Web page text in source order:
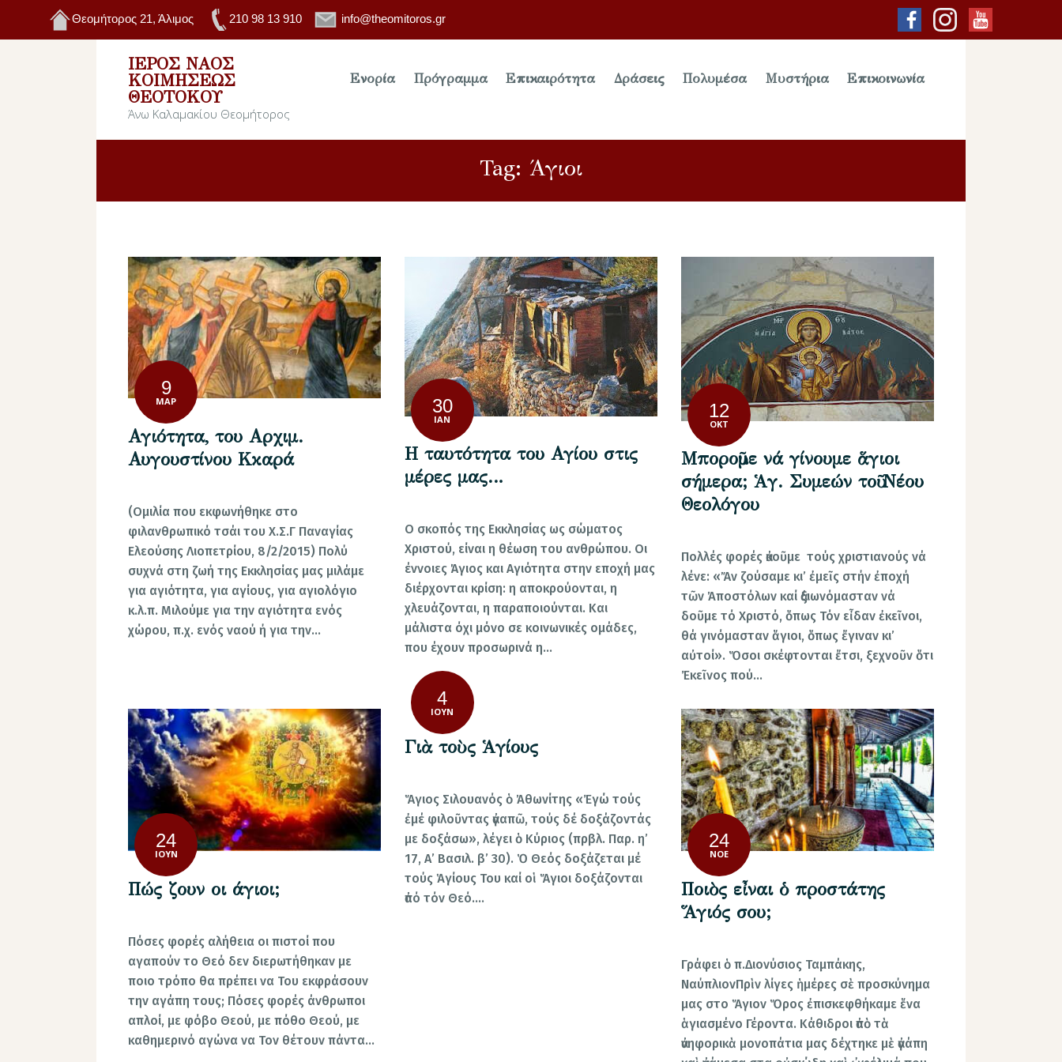
Θεομήτορος 21, Άλιμος 210 98 13 910 info@theomitoros.gr
ΙΕΡΌΣ ΝΑΌΣ
ΚΟΙΜΉΣΕΩΣ
ΘΕΟΤΌΚΟΥ
Άνω Καλαμακίου Θεομήτορος
Ενορία Πρόγραμμα Επικαιρότητα Δράσεις Πολυμέσα Μυστήρια Επικοινωνία
Tag: Άγιοι
9
ΜΑΡ
Αγιότητα, του Αρχιμ.
Αυγουστίνου Κκαρά
(Ομιλία που εκφωνήθηκε στο
φιλανθρωπικό τσάι του Χ.Σ.Γ Παναγίας
Ελεούσης Λιοπετρίου, 8/2/2015) Πολύ
συχνά στη ζωή της Εκκλησίας μας μιλάμε
για αγιότητα, για αγίους, για αγιολόγιο
κ.λ.π. Μιλούμε για την αγιότητα ενός
χώρου, π.χ. ενός ναού ή για την…
30
ΙΑΝ
Η ταυτότητα του Αγίου στις
μέρες μας…
Ο σκοπός της Εκκλησίας ως σώματος
Χριστού, είναι η θέωση του ανθρώπου. Οι
έννοιες Άγιος και Αγιότητα στην εποχή μας
διέρχονται κρίση: η αποκρούονται, η
χλευάζονται, η παραποιούνται. Και
μάλιστα όχι μόνο σε κοινωνικές ομάδες,
που έχουν προσωρινά η…
12
ΟΚΤ
Μποροῦμε νά γίνουμε ἅγιοι
σήμερα; Ἁγ. Συμεών τοῦ Νέου
Θεολόγου
Πολλές φορές ἀκοῦμε τούς χριστιανούς νά
λένε: «Ἄν ζούσαμε κι’ ἐμεῖς στήν ἐποχή
τῶν Ἀποστόλων καί ἀξιωνόμασταν νά
δοῦμε τό Χριστό, ὅπως Τόν εἶδαν ἐκεῖνοι,
θά γινόμασταν ἅγιοι, ὅπως ἔγιναν κι’
αὐτοί». Ὅσοι σκέφτονται ἔτσι, ξεχνοῦν ὅτι
Ἐκεῖνος πού…
24
ΙΟΎΝ
Πώς ζουν οι άγιοι;
Πόσες φορές αλήθεια οι πιστοί που
αγαπούν το Θεό δεν διερωτήθηκαν με
ποιο τρόπο θα πρέπει να Του εκφράσουν
την αγάπη τους; Πόσες φορές άνθρωποι
απλοί, με φόβο Θεού, με πόθο Θεού, με
καθημερινό αγώνα να Τον θέτουν πάντα…
4
ΙΟΎΝ
Γιὰ τοὺς Ἁγίους
Ἅγιος Σιλουανός ὁ Ἀθωνίτης «Ἐγώ τούς
ἐμέ φιλοῦντας ἀγαπῶ, τούς δέ δοξάζοντάς
με δοξάσω», λέγει ὁ Κύριος (πρβλ. Παρ. η’
17, Α’ Βασιλ. β’ 30). Ὁ Θεός δοξάζεται μέ
τούς Ἁγίους Του καί οἱ Ἅγιοι δοξάζονται
ἀπό τόν Θεό.…
24
ΝΟΈ
Ποιὸς εἶναι ὁ προστάτης
Ἅγιός σου;
Γράφει ὁ π.Διονύσιος Ταμπάκης,
ΝαύπλιονΠρὶν λίγες ἡμέρες σὲ προσκύνημα
μας στο Ἅγιον Ὅρος ἐπισκεφθήκαμε ἕνα
ἁγιασμένο Γέροντα. Κάθιδροι ἀπὸ τὰ
ἀνηφορικὰ μονοπάτια μας δέχτηκε μὲ ἀγάπη